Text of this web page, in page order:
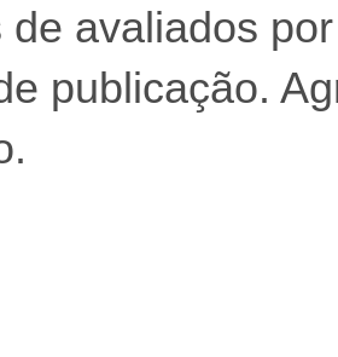
de avaliados
publicação.